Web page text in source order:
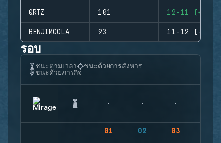
QRTZ 101 12-11 (+1)
BENJIMOOLA 93 11-12 (-1)
รอบ
ชนะตามเวลา
ชนะด้วยการสังหาร
ชนะด้วยภารกิจ
01 02 03